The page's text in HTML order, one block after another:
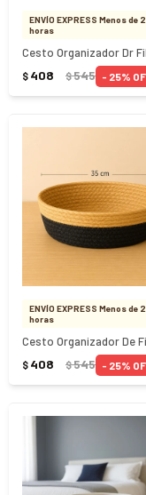
ENVÍO EXPRESS Menos de 2
horas
$ 408 $545 25
ENVÍO EXPRESS Menos de 2
horas
$ 408 $545 25